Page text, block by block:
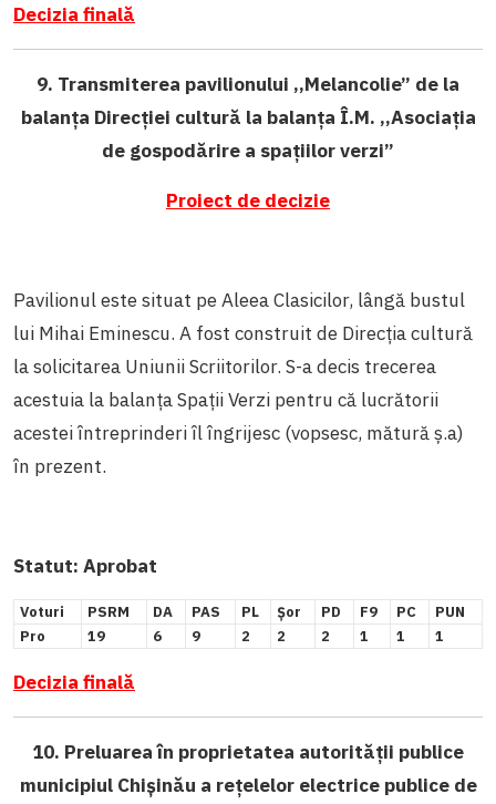
Decizia finală
9. Transmiterea pavilionului ,,Melancolie” de la
balanța Direcției cultură la balanța Î.M. ,,Asociația
de gospodărire a spațiilor verzi”
Proiect de decizie
Pavilionul este situat pe Aleea Clasicilor, lângă bustul
lui Mihai Eminescu. A fost construit de Direcția cultură
la solicitarea Uniunii Scriitorilor. S-a decis trecerea
acestuia la balanța Spații Verzi pentru că lucrătorii
acestei întreprinderi îl îngrijesc (vopsesc, mătură ș.a)
în prezent.
Statut: Aprobat
Voturi PSRM DA PAS PL Șor PD F9 PC
PUN
Pro
19 6 9 2 2 2 1 1 1
Decizia finală
10. Preluarea în proprietatea autorității publice
municipiul Chișinău a rețelelor electrice publice de